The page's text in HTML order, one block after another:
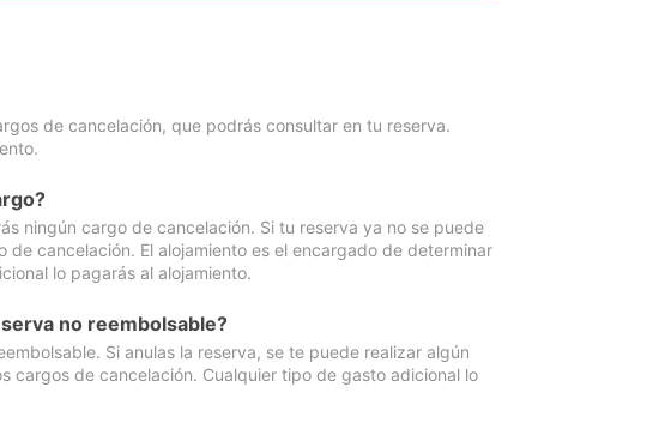
de cancelación, que podrás consultar en tu reserva.
ningún cargo de cancelación. Si tu reserva ya no se puede
cancelación. El alojamiento es el encargado de determinar
lo pagarás al alojamiento.
no reembolsable?
Si anulas la reserva, se te puede realizar algún
cargos de cancelación. Cualquier tipo de gasto adicional lo